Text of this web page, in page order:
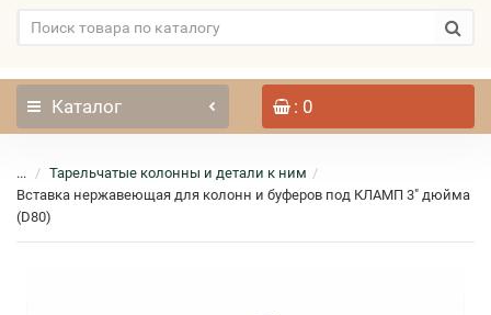
Каталог : 0
...
Тарельчатые колонны и детали к ним
Вставка нержавеющая для колонн и буферов под КЛАМП 3" дюйма
(D80)